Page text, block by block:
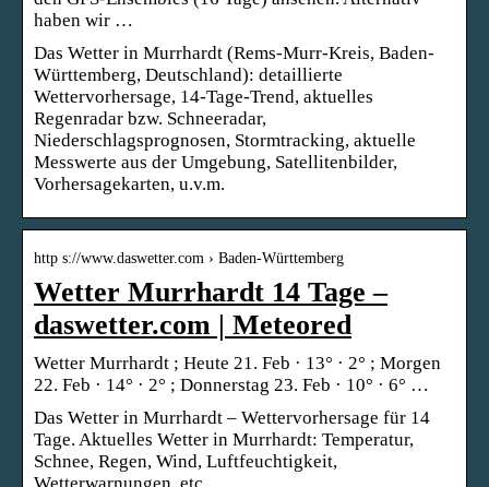
haben wir …
Das Wetter in Murrhardt (Rems-Murr-Kreis, Baden-
Württemberg, Deutschland): detaillierte
Wettervorhersage, 14-Tage-Trend, aktuelles
Regenradar bzw. Schneeradar,
Niederschlagsprognosen, Stormtracking, aktuelle
Messwerte aus der Umgebung, Satellitenbilder,
Vorhersagekarten, u.v.m.
http s://www.daswetter.com › Baden-Württemberg
Wetter Murrhardt 14 Tage –
daswetter.com | Meteored
Wetter Murrhardt ; Heute 21. Feb · 13° · 2° ; Morgen
22. Feb · 14° · 2° ; Donnerstag 23. Feb · 10° · 6° …
Das Wetter in Murrhardt – Wettervorhersage für 14
Tage. Aktuelles Wetter in Murrhardt: Temperatur,
Schnee, Regen, Wind, Luftfeuchtigkeit,
Wetterwarnungen, etc